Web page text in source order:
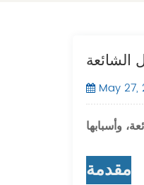
الشائعة
May 27,
مقدمة